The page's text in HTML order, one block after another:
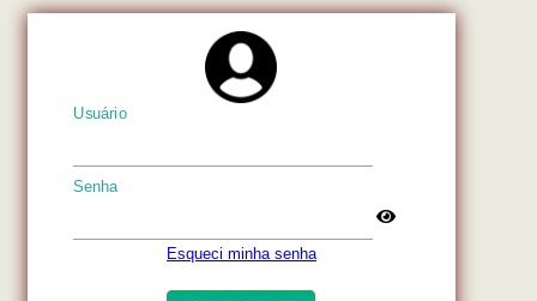
Usuário
Senha
Esqueci minha senha